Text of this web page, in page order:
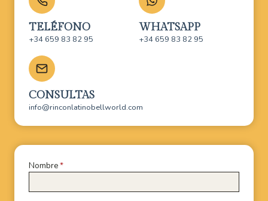
Nombre*
TELÉFONO
+34 659 83 82 95
WHATSAPP
+34 659 83 82 95
CONSULTAS
info@rinconlatinobellworld.com